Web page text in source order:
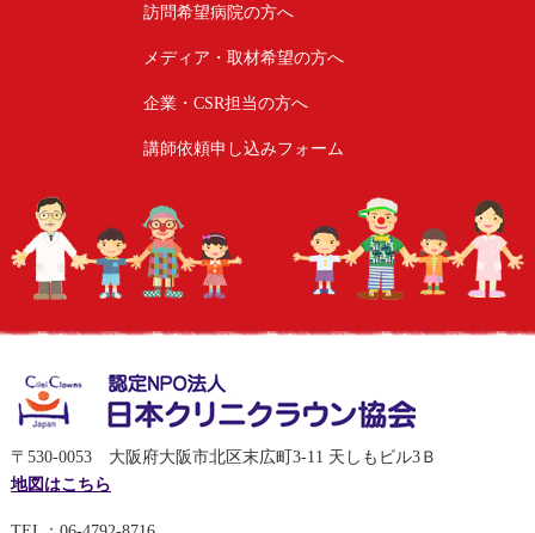
訪問希望病院の方へ
メディア・取材希望の方へ
企業・CSR担当の方へ
講師依頼申し込みフォーム
〒530-0053 大阪府大阪市北区末広町3-11 天しもビル3Ｂ
地図はこちら